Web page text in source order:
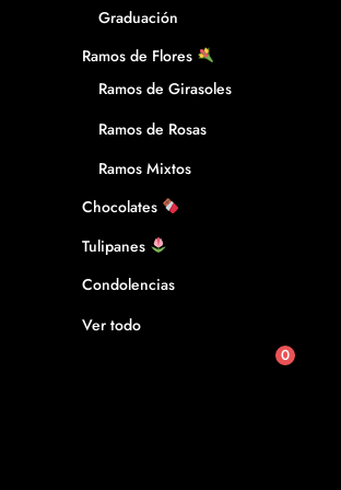
Graduación
Ramos de Flores
Ramos de Girasoles
Ramos de Rosas
Ramos Mixtos
Chocolates
Tulipanes
Condolencias
Ver todo
0